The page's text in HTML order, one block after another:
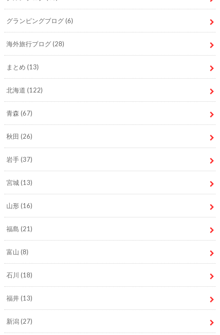
グランピングブログ(6)
海外旅行ブログ(28)
まとめ (13)
北海道 (122)
青森 (67)
秋田 (26)
岩手(37)
宮城(13)
山形(16)
福島 (21)
富山 (8)
石川 (18)
福井(13)
新潟(27)